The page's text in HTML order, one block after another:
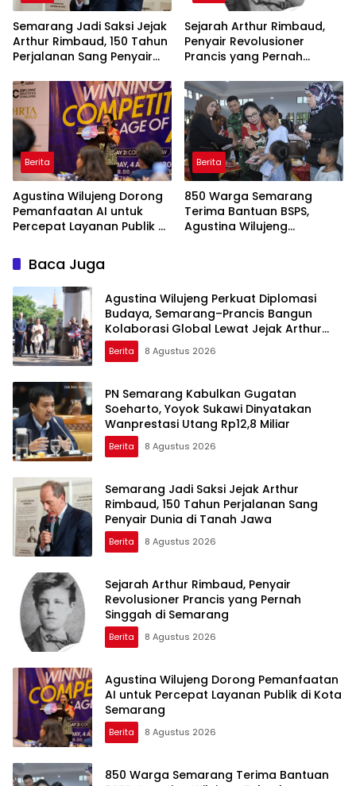
Semarang Jadi Saksi Jejak
Arthur Rimbaud, 150 Tahun
Perjalanan Sang Penyair
Sejarah Arthur Rimbaud,
Penyair Revolusioner
Prancis yang Pernah
Berita
Agustina Wilujeng Dorong
Pemanfaatan AI untuk
Percepat Layanan Publik di
Berita
850 Warga Semarang
Terima Bantuan BSPS,
Agustina Wilujeng
Baca Juga
Agustina Wilujeng Perkuat Diplomasi
Budaya, Semarang–Prancis Bangun
Kolaborasi Global Lewat Jejak Arthur
Rimbaud
Berita 8 Agustus 2026
PN Semarang Kabulkan Gugatan
Soeharto, Yoyok Sukawi Dinyatakan
Wanprestasi Utang Rp12,8 Miliar
Berita 8 Agustus 2026
Semarang Jadi Saksi Jejak Arthur
Rimbaud, 150 Tahun Perjalanan Sang
Penyair Dunia di Tanah Jawa
Berita 8 Agustus 2026
Sejarah Arthur Rimbaud, Penyair
Revolusioner Prancis yang Pernah
Singgah di Semarang
Berita 8 Agustus 2026
Agustina Wilujeng Dorong Pemanfaatan
AI untuk Percepat Layanan Publik di Kota
Semarang
Berita 8 Agustus 2026
850 Warga Semarang Terima Bantuan